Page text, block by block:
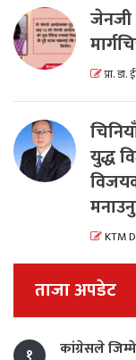
जेनजी
प्रा.
युद्ध
KTM
ताजा अपडेट
कांग्रेसले